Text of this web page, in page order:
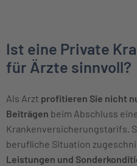
Ist eine Private
für Ärzte sinnvoll?
Als Arzt profitieren Sie nicht
Beiträgen beim Abschluss
Krankenversicherungstarifs.
berufliche Situation
Leistungen und